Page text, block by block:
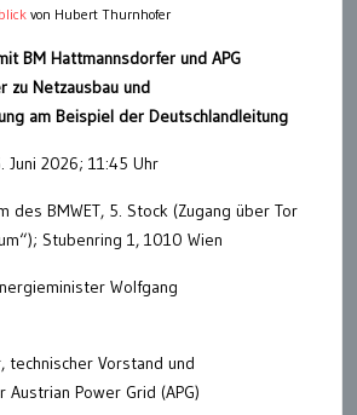
von Hubert Thurnhofer
BM Hattmannsdorfer und APG
zu Netzausbau und
am Beispiel der Deutschlandleitung
Juni 2026; 11:45 Uhr
des BMWET, 5. Stock (Zugang über Tor
Stubenring 1, 1010 Wien
Wolfgang
technischer Vorstand und
Power Grid (APG)